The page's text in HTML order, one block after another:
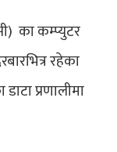
का कम्प्युटर
रहेका
प्रणालीमा